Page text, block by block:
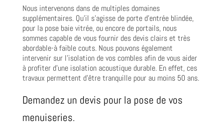
Nous intervenons dans de multiples domaines
supplémentaires. Qu’il s’agisse de porte d’entrée blindée,
pour la pose baie vitrée, ou encore de portails, nous
sommes capable de vous fournir des devis clairs et très
abordable-à faible couts. Nous pouvons également
intervenir sur l’isolation de vos combles afin de vous aider
à profiter d’une isolation acoustique durable. En effet, ces
travaux permettent d’être tranquille pour au moins 50 ans.
Demandez un devis pour la pose de vos
menuiseries.